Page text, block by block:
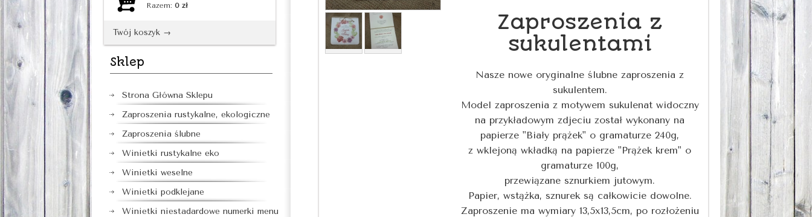
Razem: 0 zł
Twój koszyk →
Sklep
Strona Główna Sklepu
Zaproszenia rustykalne, ekologiczne
Zaproszenia ślubne
Winietki rustykalne eko
Winietki weselne
Winietki podklejane
Winietki niestadardowe numerki menu
Zaproszenia z
sukulentami
Nasze nowe oryginalne ślubne zaproszenia z
sukulentem.
Model zaproszenia z motywem sukulenat widoczny
na przykładowym zdjeciu został wykonany na
papierze "Biały prążek" o gramaturze 240g,
z wklejoną wkładką na papierze "Prążek krem" o
gramaturze 100g,
przewiązane sznurkiem jutowym.
Papier, wstążka, sznurek są całkowicie dowolne.
Zaproszenie ma wymiary 13,5x13,5cm, po rozłożeniu